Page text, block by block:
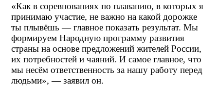
«Как в соревнованиях по плаванию, в которых я
принимаю участие, не важно на какой дорожке
ты плывёшь — главное показать результат. Мы
формируем Народную программу развития
страны на основе предложений жителей России,
их потребностей и чаяний. И самое главное, что
мы несём ответственность за нашу работу перед
людьми», — заявил он.